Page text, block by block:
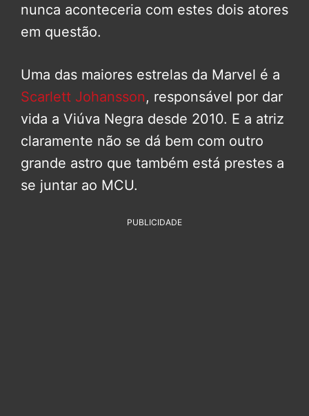
nunca aconteceria com estes dois atores
em questão.
Uma das maiores estrelas da Marvel é a
Scarlett Johansson, responsável por dar
vida a Viúva Negra desde 2010. E a atriz
claramente não se dá bem com outro
grande astro que também está prestes a
se juntar ao MCU.
PUBLICIDADE